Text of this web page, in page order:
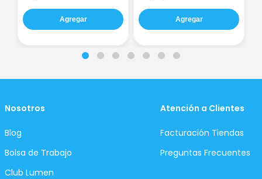
Agregar Agregar
Nosotros
Blog
Bolsa de Trabajo
Club Lumen
Atención a Clientes
Facturación Tiendas
Preguntas Frecuentes